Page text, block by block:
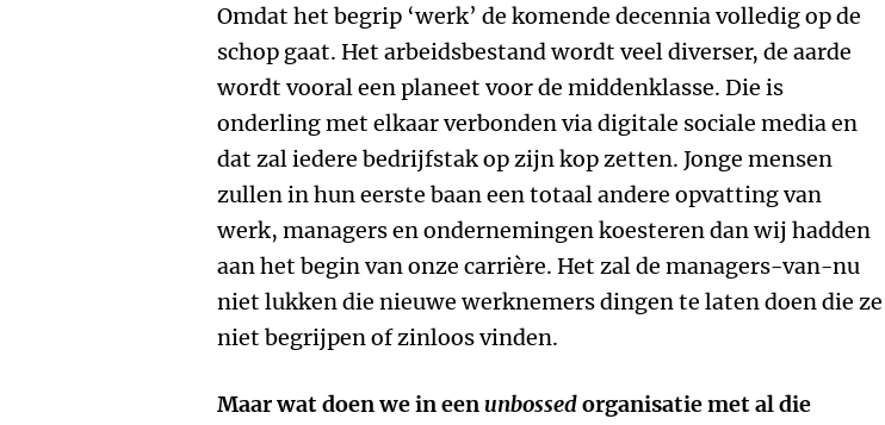
Omdat het begrip ‘werk’ de komende decennia volledig op de
schop gaat. Het arbeidsbestand wordt veel diverser, de aarde
wordt vooral een planeet voor de middenklasse. Die is
onderling met elkaar verbonden via digitale sociale media en
dat zal iedere bedrijfstak op zijn kop zetten. Jonge mensen
zullen in hun eerste baan een totaal andere opvatting van
werk, managers en ondernemingen koesteren dan wij hadden
aan het begin van onze carrière. Het zal de managers-van-nu
niet lukken die nieuwe werknemers dingen te laten doen die ze
niet begrijpen of zinloos vinden.
Maar wat doen we in eenunbossedorganisatie met al die